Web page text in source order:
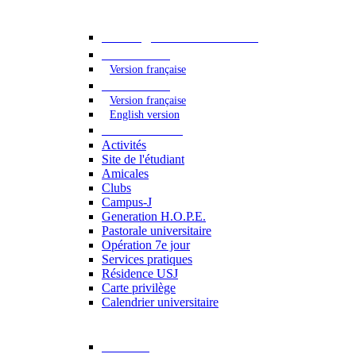
Version française
Version française
English version
Activités
Site de l'étudiant
Amicales
Clubs
Campus-J
Generation H.O.P.E.
Pastorale universitaire
Opération 7e jour
Services pratiques
Résidence USJ
Carte privilège
Calendrier universitaire